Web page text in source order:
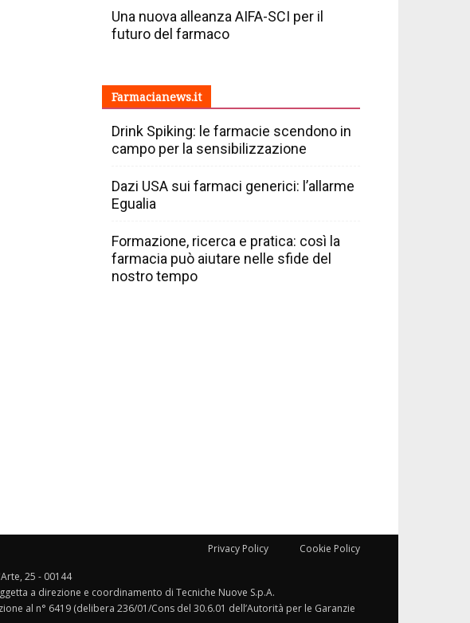
Una nuova alleanza AIFA-SCI per il
futuro del farmaco
Farmacianews.it
Drink Spiking: le farmacie scendono in
campo per la sensibilizzazione
Dazi USA sui farmaci generici: l’allarme
Egualia
Formazione, ricerca e pratica: così la
farmacia può aiutare nelle sfide del
nostro tempo
Privacy Policy Cookie Policy
25 - 00144
a direzione e coordinamento di Tecniche Nuove S.p.A.
al n° 6419 (delibera 236/01/Cons del 30.6.01 dell’Autorità per le Garanzie